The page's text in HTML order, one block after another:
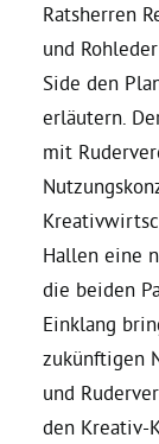
Ratsfraktion
Ratsmitglieder
Ratsanträge
Ratsherren
und
Side den
erläutern.
mit
Hallen eine
die beiden
Einklang
zukünftigen
und
den Kreativ-